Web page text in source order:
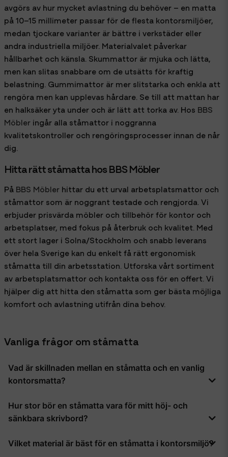
avgörs av hur mycket avlastning du behöver – en matta
på 10–15 millimeter passar för de flesta kontorsmiljöer,
medan tjockare varianter är bättre i verkstäder eller
andra industriella miljöer. Materialvalet påverkar
hållbarhet och känsla. Skummattor är mjuka och lätta,
men kan slitas snabbare om de utsätts för kraftig
belastning. Gummimattor är mer slitstarka och enkla att
rengöra men kan upplevas hårdare. Se till att mattan har
en halksäker yta under och är lätt att torka av. Hos BBS
Möbler ingår alla ståmattor i noggranna
kvalitetskontroller och rengöringsprocesser innan de når
dig.
Hitta rätt ståmatta hos BBS Möbler
På BBS Möbler hittar du ett urval arbetsplatsmattor och
ståmattor som är noggrant testade och rengjorda. Vi
erbjuder prisvärda möbler och tillbehör för kontor och
arbetsplatser, med fokus på återbruk och kvalitet. Med
ett stort lager i Solna/Stockholm och snabb leverans
över hela Sverige kan du enkelt få rätt ergonomisk
ståmatta till din arbetsstation. Utforska vårt sortiment
av arbetsplatsmattor och kontakta oss för en offert. Vi
hjälper dig att hitta den ståmatta som ger bästa möjliga
komfort och avlastning utifrån dina behov.
Vanliga frågor om ståmatta
Vad är skillnaden mellan en ståmatta och en vanlig
kontorsmatta?
kontorsmatta, vilket ger bättre stötdämpning och
tryckfördelning vid stående arbete. Undersidan är dessutom
disk.
Hur stor bör en ståmatta vara för mitt höj- och
sänkbara skrivbord?
större än skrivbordets bredd så att du kan röra fötterna åt
Vilket material är bäst för en ståmatta i kontorsmiljö?